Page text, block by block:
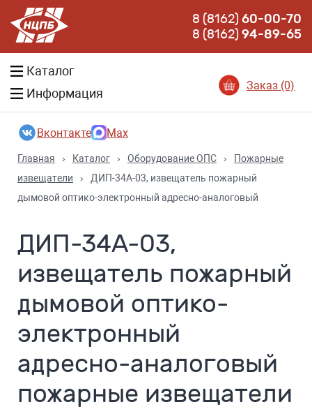
8 (8162)60-00-70
8 (8162)94-89-65
Каталог
Информация
Заказ (0)
Вконтакте Max
Главная › Каталог › Оборудование ОПС ›
Пожарные
извещатели
›
ДИП-34А-03, извещатель пожарный
дымовой оптико-электронный адресно-аналоговый
ДИП-34А-03,
извещатель пожарный
дымовой оптико-
электронный
адресно-аналоговый
пожарные извещатели